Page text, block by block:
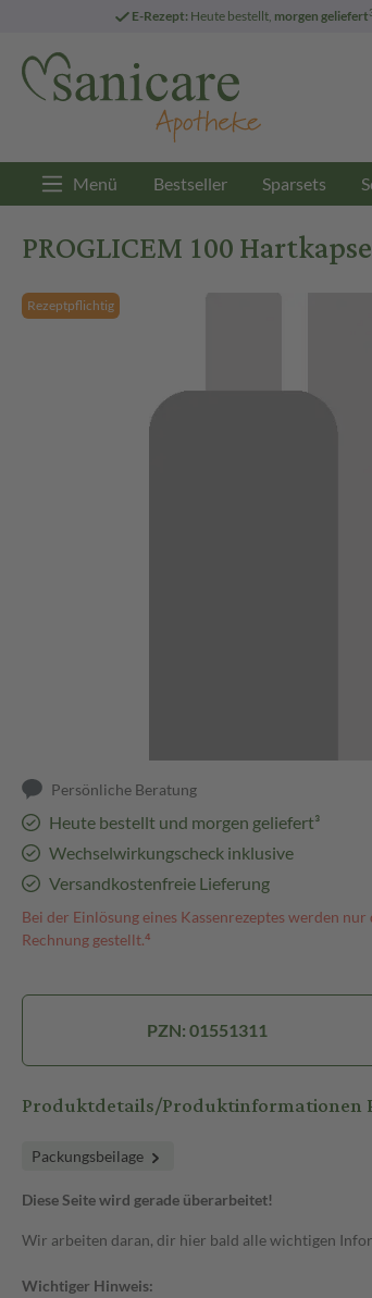
E-Rezept: Heute bestellt, morgen geliefert
Menü Bestseller Sparsets
PROGLICEM 100
Rezeptpflichtig
Persönliche Beratung
Heute bestellt und morgen geliefert³
Wechselwirkungscheck inklusive
Versandkostenfreie Lieferung
Bei der Einlösung eines Kassenrezeptes werden
Rechnung gestellt.⁴
PZN: 01551311
Produktdetails/Produktinformationen
Packungsbeilage
Diese Seite wird gerade überarbeitet!
Wir arbeiten daran, dir hier bald alle wichtigen
Wichtiger Hinweis: